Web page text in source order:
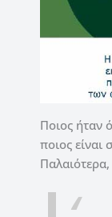
Ποιος ήταν
ποιος είναι